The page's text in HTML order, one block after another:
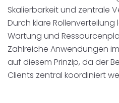
Skalierbarkeit und zentrale
Durch klare Rollenverteilung
Wartung und
Zahlreiche Anwendungen
auf diesem Prinzip, da der
Clients zentral koordiniert